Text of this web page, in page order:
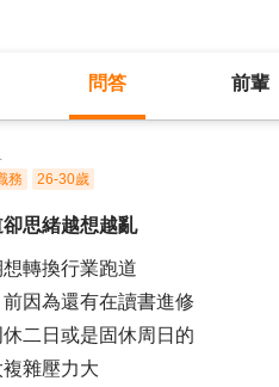
問答 前輩
務 26-30歲
思緒越想越亂
轉換行業跑道
因為還有在讀書進修
二日或是固休周日的
雜壓力大